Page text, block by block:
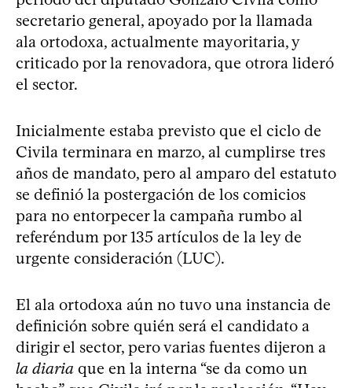
secretario general, apoyado por la llamada
ala ortodoxa, actualmente mayoritaria, y
criticado por la renovadora, que otrora lideró
el sector.
Inicialmente estaba previsto que el ciclo de
Civila terminara en marzo, al cumplirse tres
años de mandato, pero al amparo del estatuto
se definió la postergación de los comicios
para no entorpecer la campaña rumbo al
referéndum por 135 artículos de la ley de
urgente consideración (LUC).
El ala ortodoxa aún no tuvo una instancia de
definición sobre quién será el candidato a
dirigir el sector, pero varias fuentes dijeron a
la diaria que en la interna “se da como un